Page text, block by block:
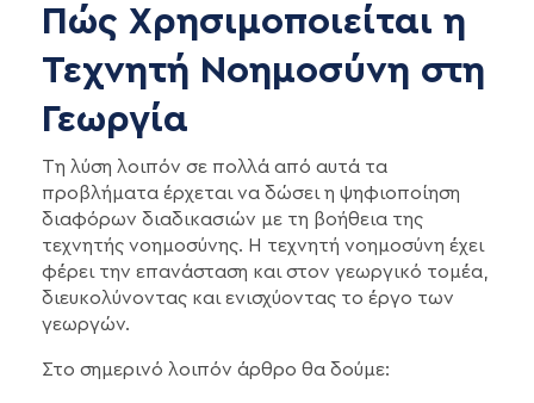
Πώς Χρησιμοποιείται η
Τεχνητή Νοημοσύνη στη
Γεωργία
Τη λύση λοιπόν σε πολλά από αυτά τα
προβλήματα έρχεται να δώσει η ψηφιοποίηση
διαφόρων διαδικασιών με τη βοήθεια της
τεχνητής νοημοσύνης. Η τεχνητή νοημοσύνη έχει
φέρει την επανάσταση και στον γεωργικό τομέα,
διευκολύνοντας και ενισχύοντας το έργο των
γεωργών.
Στο σημερινό λοιπόν άρθρο θα δούμε: